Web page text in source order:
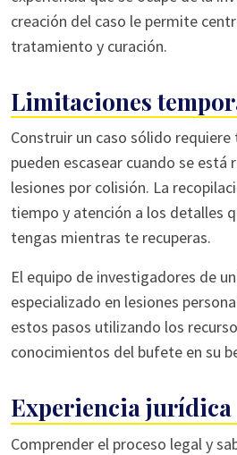
creación del caso le permite
tratamiento y curación.
Limitaciones
Construir un caso sólido
pueden escasear cuando se está
lesiones por colisión. La
tiempo y atención a los detalles
tengas mientras te recuperas.
El equipo de investigadores de
especializado en lesiones
estos pasos utilizando los
conocimientos del bufete en su
Experiencia jurídica
Comprender el proceso legal y